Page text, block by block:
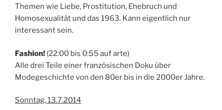
Themen wie Liebe, Prostitution, Ehebruch und
Homosexualität und das 1963. Kann eigentlich nur
interessant sein.
Fashion! (22:00 bis 0:55 auf arte)
Alle drei Teile einer französischen Doku über
Modegeschichte von den 80er bis in die 2000er Jahre.
Sonntag, 13.7.2014